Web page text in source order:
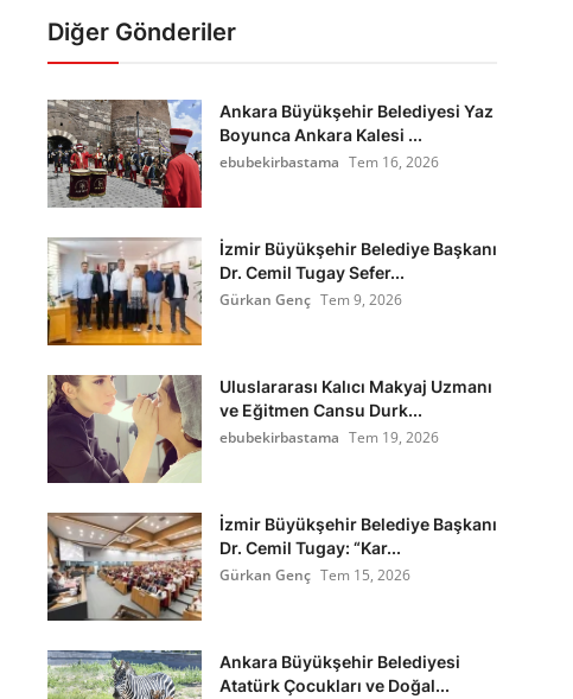
Diğer Gönderiler
Ankara Büyükşehir Belediyesi Yaz
Boyunca Ankara Kalesi ...
ebubekirbastama Tem 16, 2026
İzmir Büyükşehir Belediye Başkanı
Dr. Cemil Tugay Sefer...
Gürkan Genç Tem 9, 2026
Uluslararası Kalıcı Makyaj Uzmanı
ve Eğitmen Cansu Durk...
ebubekirbastama Tem 19, 2026
İzmir Büyükşehir Belediye Başkanı
Dr. Cemil Tugay: “Kar...
Gürkan Genç Tem 15, 2026
Ankara Büyükşehir Belediyesi
Atatürk Çocukları ve Doğal...